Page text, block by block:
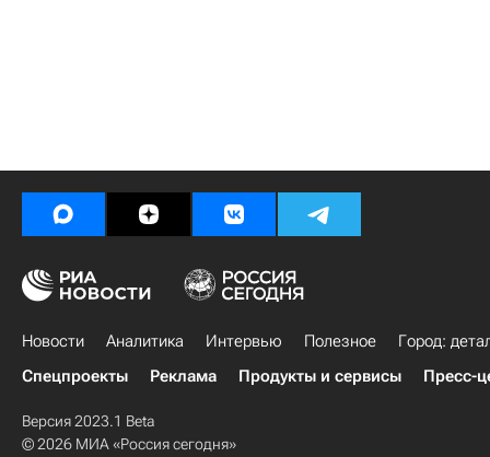
Новости Аналитика Интервью Полезное
Город:
Спецпроекты
Реклама Продукты и сервисы Пресс-
Версия 2023.1 Beta
© 2026 МИА «Россия сегодня»